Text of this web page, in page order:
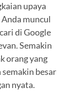
upaya
muncul
di Google
Semakin
orang yang
besar
nyata.